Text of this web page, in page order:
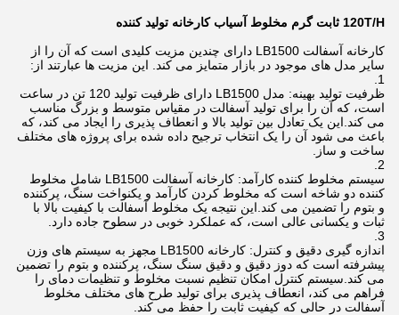
120T/H ثابت گرم مخلوط آسیاب کارخانه تولید کننده
کارخانه آسفالت LB1500 دارای چندین مزیت کلیدی است که آن را از
سایر مدل های موجود در بازار متمایز می کند. این مزیت ها عبارتند از:
ظرفیت تولید بهینه: مدل LB1500 دارای ظرفیت تولید 120 تن در ساعت
است، که آن را برای تولید آسفالت در مقیاس متوسط و بزرگ مناسب
می کند.این یک تعادل بین تولید بالا و انعطاف پذیری را ایجاد می کند، که
باعث می شود آن را یک انتخاب ترجیح داده شده برای پروژه های مختلف
ساخت و ساز.
سیستم مخلوط کننده کارآمد: کارخانه آسفالت LB1500 شامل مخلوط
کننده دو شاخه است که مخلوط کردن کارآمد و یکنواخت سنگ، پرکننده
و بتوم را تضمین می کند.این نتیجه یک مخلوط آسفالت با کیفیت بالا با
ثبات و یکسانی عالی است، که عملکرد خوبی در سطوح جاده دارد.
اندازه گیری دقیق و کنترل: کارخانه LB1500 مجهز به سیستم های وزن
پیشرفته است که دوز دقیق و دقیق سنگ سنگ، پرکننده و بتوم را تضمین
می کند.سیستم کنترل امکان تنظیم نسبت مخلوط و تنظیمات دمای را
فراهم می کند، انعطاف پذیری برای تولید طرح های مختلف مخلوط
آسفالت در حالی که کیفیت ثابت را حفظ می کند.